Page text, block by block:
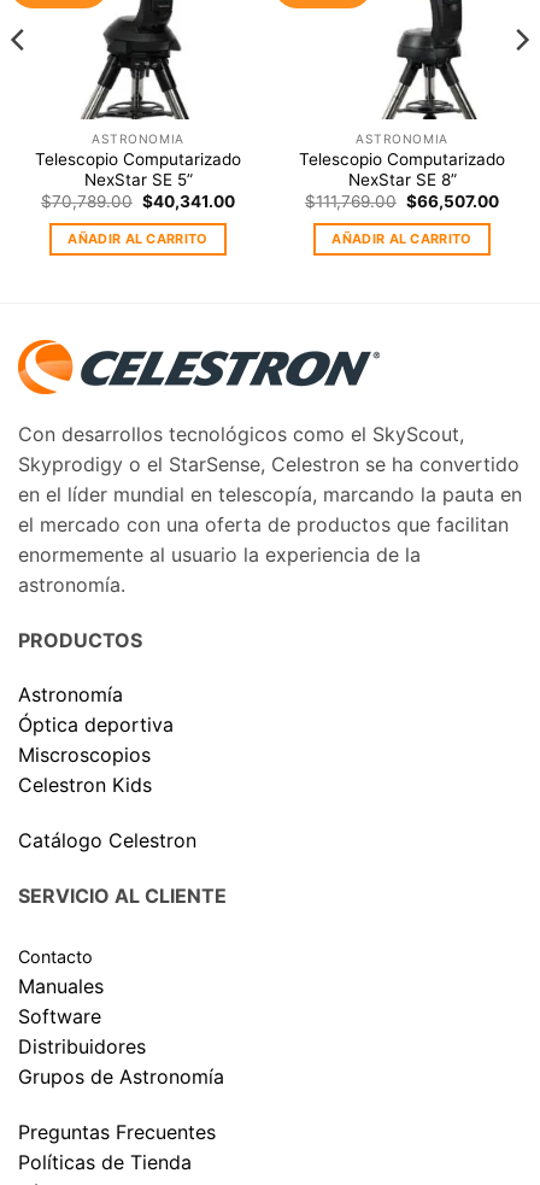
ASTRONOMIA
Telescopio Computarizado
NexStar SE 5”
$70,789.00 Original
price
was:
$70,789.00.
$40,341.00Current
AÑADIR AL CARRITO
ASTRONOMIA
Telescopio Computarizado
NexStar SE 8”
$111,769.00 Original
price
was:
$111,769.00.
$66,507.00
AÑADIR AL CARRITO
Con desarrollos tecnológicos como el SkyScout,
Skyprodigy o el StarSense, Celestron se ha convertido
en el líder mundial en telescopía, marcando la pauta en
el mercado con una oferta de productos que facilitan
enormemente al usuario la experiencia de la
astronomía.
PRODUCTOS
Astronomía
Óptica deportiva
Miscroscopios
Celestron Kids
Catálogo Celestron
SERVICIO AL CLIENTE
Contacto
Manuales
Software
Distribuidores
Grupos de Astronomía
Preguntas Frecuentes
Políticas de Tienda